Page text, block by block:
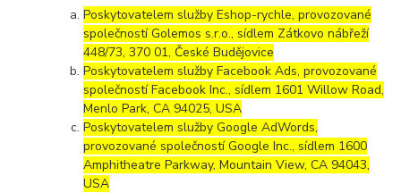
Poskytovatelem služby Eshop-rychle, provozované
společností Golemos s.r.o., sídlem Zátkovo nábřeží
448/73, 370 01, České Budějovice
Poskytovatelem služby Facebook Ads, provozované
společností Facebook Inc., sídlem 1601 Willow Road,
Menlo Park, CA 94025, USA
Poskytovatelem služby Google AdWords,
provozované společností Google Inc., sídlem 1600
Amphitheatre Parkway, Mountain View, CA 94043,
USA